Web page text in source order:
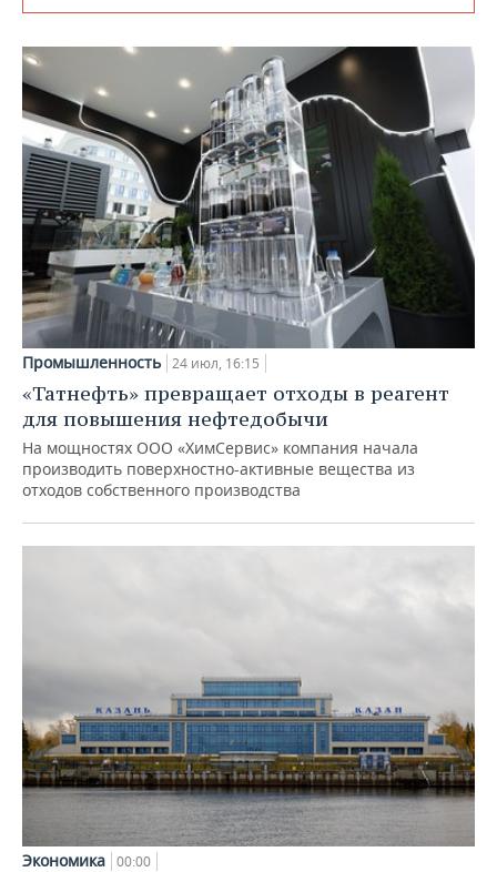
Промышленность 24 июл, 16:15
«Татнефть» превращает отходы в реагент
для повышения нефтедобычи
На мощностях ООО «ХимСервис» компания начала
производить поверхностно-активные вещества из
отходов собственного производства
Экономика 00:00